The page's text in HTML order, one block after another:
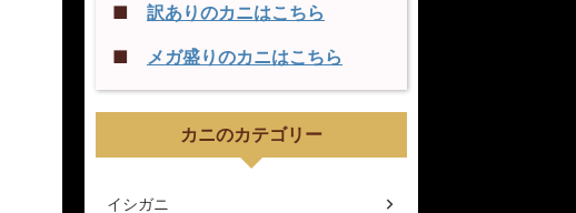
■ 訳ありのカニはこちら
■ メガ盛りのカニはこちら
カニのカテゴリー
イシガニ